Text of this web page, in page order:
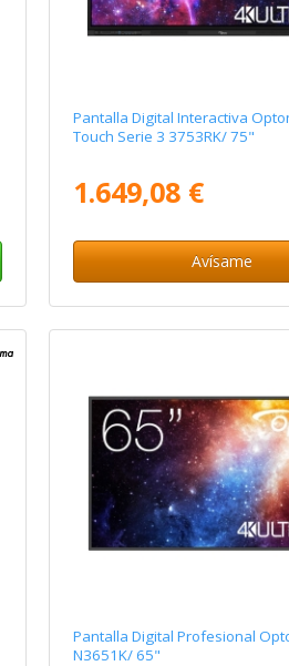
Pantalla Digital Interactiva
Touch Serie 3 3753RK/ 75"
1.649,08 €
Avísame
Pantalla Digital Profesional
N3651K/ 65"